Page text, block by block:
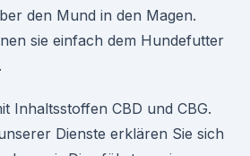
den Mund in den Magen.
sie einfach dem Hundefutter
Inhaltsstoffen CBD und CBG.
Dienste erklären Sie sich